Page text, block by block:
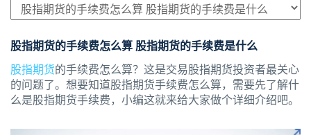
股指期货的手续费怎么算 股指期货的手续费是什么
股指期货的手续费怎么算？这是交易股指期货投资者最关心
的问题了。想要知道股指期货手续费怎么算，需要先了解什
么是股指期货手续费，小编这就来给大家做个详细介绍吧。